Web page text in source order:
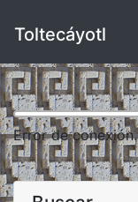
Toltecáyotl
Error de conexión.